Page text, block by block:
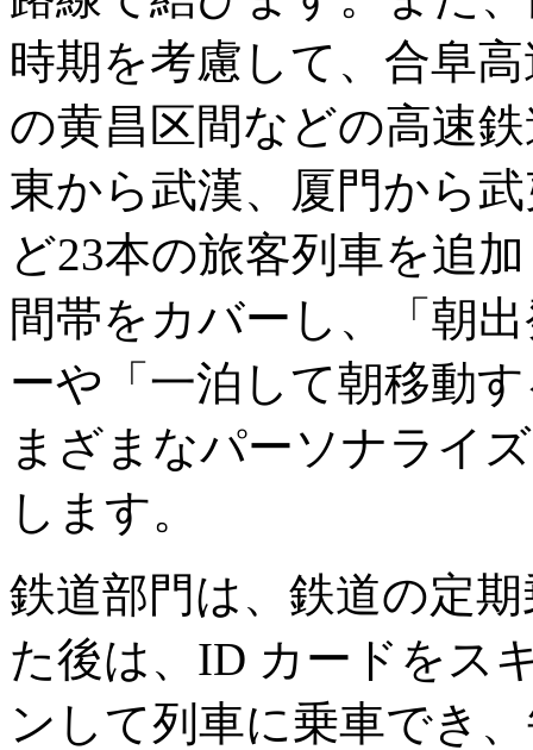
時期を考慮して、合阜
の黄昌区間などの高速
東から武漢、厦門から
ど23本の旅客列車を追
間帯をカバーし、「朝
ーや「一泊して朝移動
まざまなパーソナライ
します。
鉄道部門は、鉄道の定
た後は、ID カードをス
ンして列車に乗車でき